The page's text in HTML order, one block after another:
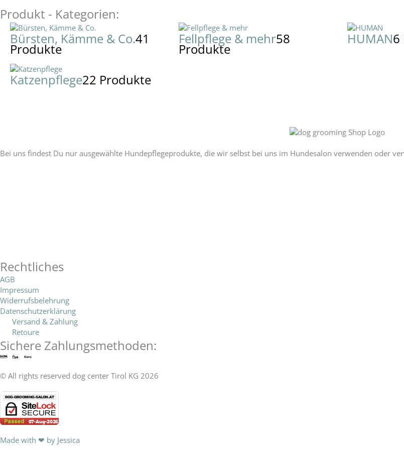
Produkt - Kategorien:
Bürsten, Kämme & Co.41
Produkte
Fellpflege & mehr58
Produkte
HUMAN6
Katzenpflege22 Produkte
Bei uns findest Du nur ausgewählte Hundepflegeprodukte, die wir selbst bei uns im Hundesalon verwenden oder
n
e
e
l
o
p
e
s
a
p
p
a
c
e
b
o
o
k
-
n
s
t
a
g
r
a
m
Rechtliches
AGB
Impressum
Widerrufsbelehrung
Datenschutzerklärung
Versand & Zahlung
Retoure
Sichere Zahlungsmethoden:
© All rights reserved dog center Tirol KG 2026
Made with ❤ by Jessica